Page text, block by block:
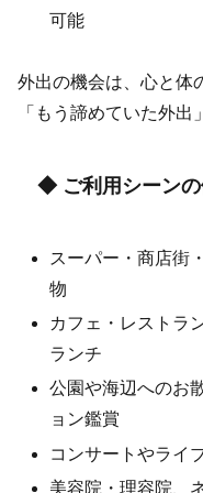
可能
外出の機会は、心と体
「もう諦めていた外出
◆ ご利用シーンの
スーパー・商店街
物
カフェ・レストラ
ランチ
公園や海辺へのお
ョン鑑賞
コンサートやライ
美容院・理容院、